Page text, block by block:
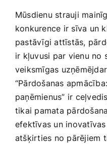
Mājražotājiem
Mājsaimniecības preces
Mēbeles un interjers
Medicīnas preces
Mūsdienu strauji‌
konkurence ir sīva un
pastāvīgi attīstās,
ir kļuvusi par vienu no
veiksmīgas
“Pārdošanas
paņēmienus”‍ ir
tikai pamata
efektīvas un
atšķirties no pārējiem